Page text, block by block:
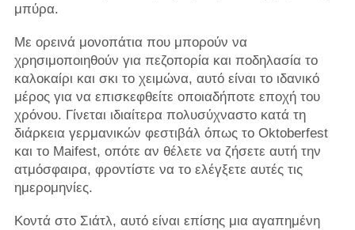
μπύρα.
Με ορεινά μονοπάτια που μπορούν να
χρησιμοποιηθούν για πεζοπορία και ποδηλασία το
καλοκαίρι και σκι το χειμώνα, αυτό είναι το ιδανικό
μέρος για να επισκεφθείτε οποιαδήποτε εποχή του
χρόνου. Γίνεται ιδιαίτερα πολυσύχναστο κατά τη
διάρκεια γερμανικών φεστιβάλ όπως το Oktoberfest
και το Maifest, οπότε αν θέλετε να ζήσετε αυτή την
ατμόσφαιρα, φροντίστε να το ελέγξετε αυτές τις
ημερομηνίες.
Κοντά στο Σιάτλ, αυτό είναι επίσης μια αγαπημένη